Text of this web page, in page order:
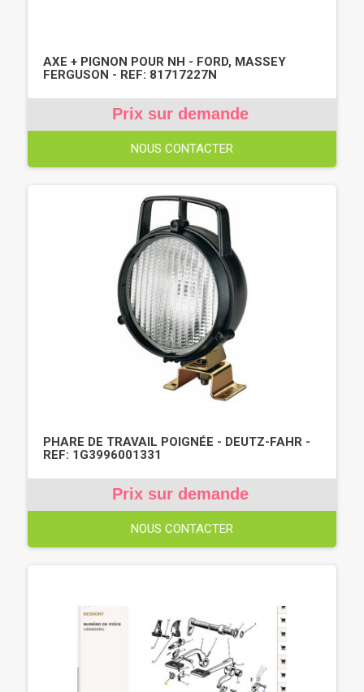
AXE + PIGNON POUR NH - FORD, MASSEY
FERGUSON - REF: 81717227N
Prix sur demande
NOUS CONTACTER
PHARE DE TRAVAIL POIGNÉE - DEUTZ-FAHR -
REF: 1G3996001331
Prix sur demande
NOUS CONTACTER